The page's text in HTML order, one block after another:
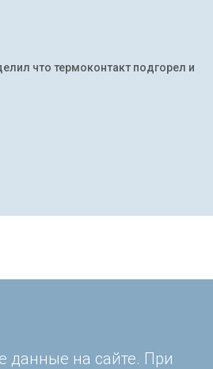
что термоконтакт подгорел и
данные на сайте. При